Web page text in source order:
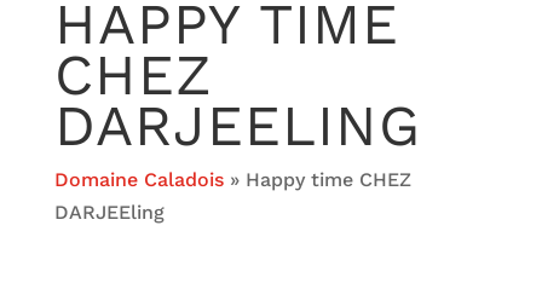
HAPPY TIME
CHEZ
DARJEELING
Domaine Caladois» Happy time CHEZ
DARJEEling